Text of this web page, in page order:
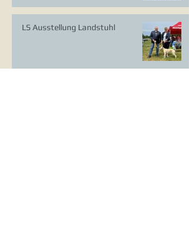
LS Ausstellung Landstuhl